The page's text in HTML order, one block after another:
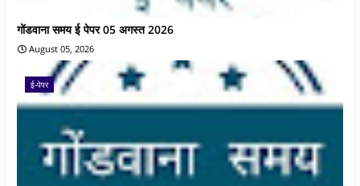
गोंडवाना समय ई पेपर 05 अगस्त 2026
August 05, 2026
ई-पेपर